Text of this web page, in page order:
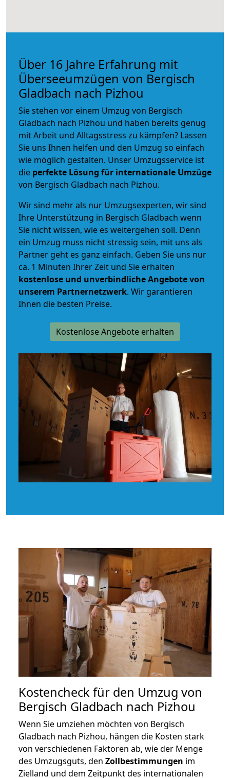
Über 16 Jahre Erfahrung mit
Überseeumzügen von Bergisch
Gladbach nach Pizhou
Sie stehen vor einem Umzug von Bergisch
Gladbach nach Pizhou und haben bereits genug
mit Arbeit und Alltagsstress zu kämpfen? Lassen
Sie uns Ihnen helfen und den Umzug so einfach
wie möglich gestalten. Unser Umzugsservice ist
die perfekte Lösung für internationale Umzüge
von Bergisch Gladbach nach Pizhou.
Wir sind mehr als nur Umzugsexperten, wir sind
Ihre Unterstützung in Bergisch Gladbach wenn
Sie nicht wissen, wie es weitergehen soll. Denn
ein Umzug muss nicht stressig sein, mit uns als
Partner geht es ganz einfach. Geben Sie uns nur
ca. 1 Minuten Ihrer Zeit und Sie erhalten
kostenlose und unverbindlicheAngebote von
unserem Partnernetzwerk. Wir garantieren
Ihnen die besten Preise.
Kostenlose Angebote erhalten
Kostencheck für den Umzug von
Bergisch Gladbach nach Pizhou
Wenn Sie umziehen möchten von Bergisch
Gladbach nach Pizhou, hängen die Kosten stark
von verschiedenen Faktoren ab, wie der Menge
des Umzugsguts, den Zollbestimmungen im
Zielland und dem Zeitpunkt des internationalen